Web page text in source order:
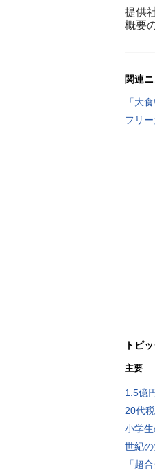
提供
概要
関連
「大
フリ
トピ
主要
1.5億
20代
小学
世紀
「超